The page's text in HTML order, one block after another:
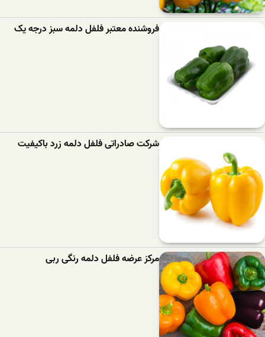
فروشنده معتبر فلفل دلمه سبز درجه یک
شرکت صادراتی فلفل دلمه زرد باکیفیت
مرکز عرضه فلفل دلمه رنگی ربی